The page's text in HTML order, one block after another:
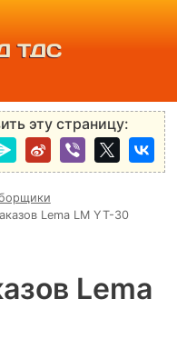
ТДС
эту страницу:
Lema LM YT-30
Lema